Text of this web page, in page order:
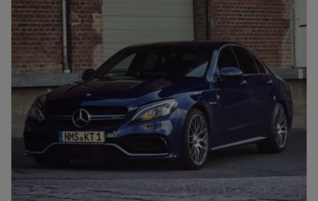
Tesla Dodge
Bentley Rolls Royce Aston Martin
Lotus Maserati